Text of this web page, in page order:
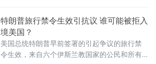
特朗普旅行禁令生效引抗议 谁可能被拒入
境美国？
美国总统特朗普早前签署的引起争议的旅行禁
令生效，来自六个伊斯兰教国家的公民和所有